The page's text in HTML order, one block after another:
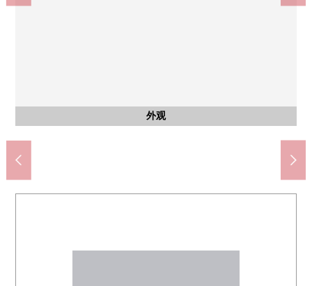
外观
客厅
客厅
客厅
客厅
厨房
厨房
厨房
洗碗机
室内
室内
室内
西式房间
6.2张塌塌米西式房间
西式房间
6.2张塌塌米西式房间
收纳
6.2张塌塌米西式房间
西式房间
约4.8张塌塌米西式房间
西式房间
约4.8张塌塌米西式房间
西式房间
约4.5张塌塌米西式房间
西式房间
约4.5张塌塌米西式房间
收纳
约4.5张塌塌米西式房间
收纳
鞋柜
门口
阳台
共有部分
Emblem
foodium武藏小杉(约370m)
东急商店武藏小杉商店(约370m)
松本清武藏小杉北口店(约220m)
日本医科大学武藏小杉医院(约550m)
川崎市立上丸子小学(约570m)
川崎市立中原中学(约1100m)